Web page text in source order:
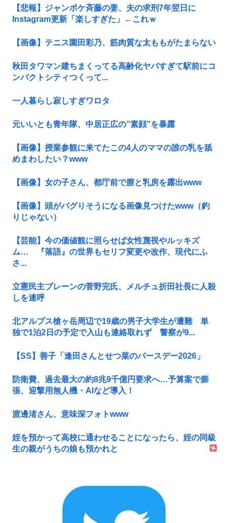
【悲報】ジャンポケ斉藤の妻、夫の求刑7年翌日に
Instagram更新「楽しすぎた」←これｗ
【画像】テニス園田彩乃、筋肉質な太ももがたまらない
秋田タワマン建ちまくってる高齢化ヤバすぎて駅前にコ
ンパクトシティつくって...
一人暮らし寂しすぎワロタ
元いいとも青年隊、中居正広の”素顔”を暴露
【画像】授業参観に来てたこの4人のママの誰の乳を舐
めまわしたい？www
【画像】女の子さん、都庁前で膣と乳房を露出www
【画像】頭がバグりそうになる画像見つけたwww（釣
りじゃない）
【芸能】今の価値観に照らせば女性蔑視やルッキズ
ム… 『落語』の世界もセリフ変更や改作、現代にふ
さ...
立憲民主ブレーンの菅野完氏、メルチュ折田社長に人殺
しを連呼
北アルプス槍ヶ岳周辺で19歳の男子大学生が遭難 単
独で1泊2日の予定で入山も連絡取れず 警察が9...
【SS】善子「逢田さんとせつ菜のバースデー2026」
防衛費、過去最大の約8兆9千億円要求へ…予算案で膨
張、迎撃用無人機・AIなど導入！
渡邊渚さん、意味深フォトwww
姪を預かって高校に通わせることになったら、姪の同級
生の親がうちの娘も預かれと